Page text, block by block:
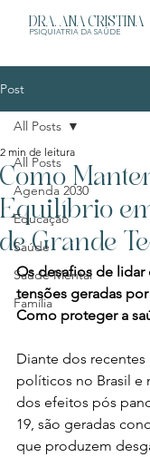
DRA. ANA CRISTINA
PSIQUIATRIA DA SAÚDE
Post
All Posts
Agenda 2030
Educação
Saúde
Saúde Mental
Família
All Posts
Como
Equilíbrio
de Grande
2 min de leitura
Os desafios de lidar
tensões geradas
Como proteger a
Diante dos
políticos no Brasil e
dos efeitos pós
19, são geradas
que produzem